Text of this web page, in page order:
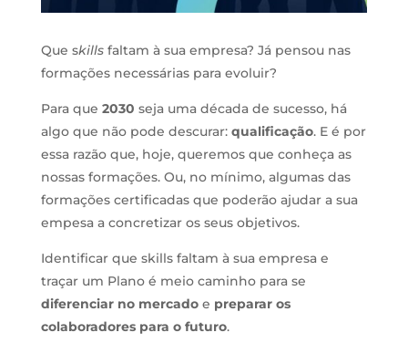
Que skillsfaltam à sua empresa? Já pensou nas
formações necessárias para evoluir?
Para que 2030 seja uma década de sucesso, há
algo que não pode descurar: qualificação. E é por
essa razão que, hoje, queremos que conheça as
nossas formações. Ou, no mínimo, algumas das
formações certificadas que poderão ajudar a sua
empesa a concretizar os seus objetivos.
Identificar que skills faltam à sua empresa e
traçar um Plano é meio caminho para se
diferenciar no mercadoe preparar os
colaboradores para o futuro.